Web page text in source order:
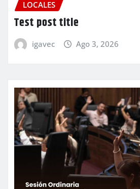
LOCALES
Test post title
igavec Ago 3, 2026